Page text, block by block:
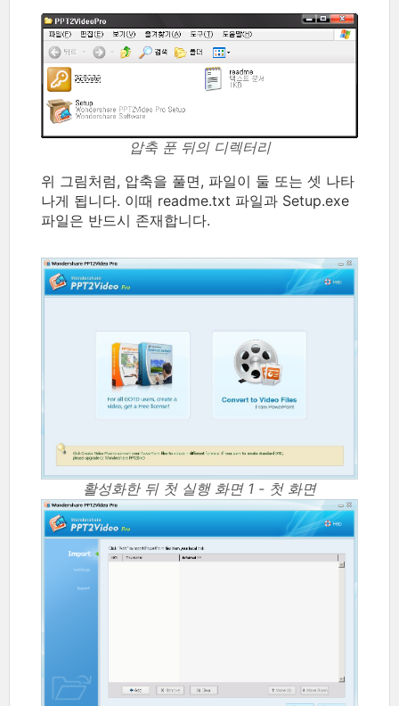
압축 푼 뒤의 디렉터리
위 그림처럼, 압축을 풀면, 파일이 둘 또는 셋 나타
나게 됩니다. 이때 readme.txt 파일과 Setup.exe
파일은 반드시 존재합니다.
활성화한 뒤 첫 실행 화면 1 - 첫 화면